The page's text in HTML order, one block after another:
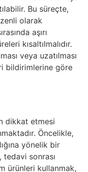
Bu süreçte,
olarak
aşırı
kısaltılmalıdır.
veya uzatılması
bildirimlerine göre
dikkat etmesi
Öncelikle,
yönelik bir
tedavi sonrası
ürünleri kullanmak,